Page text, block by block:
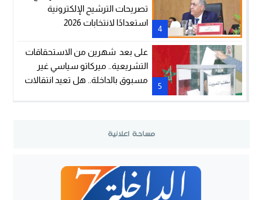
4
تصريحات الترشيح الإلكترونية
استعدادًا لانتخابات 2026
5
على بعد شهرين من الاستحقاقات
التشريعية.. ميركاتو سياسي غير
مسبوق بالداخلة.. هل تعيد انتقالات